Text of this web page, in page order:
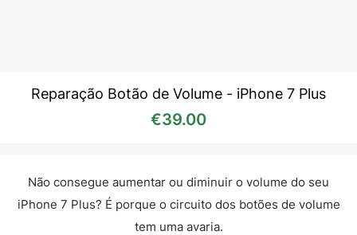
Reparação Botão de Volume - iPhone 7 Plus
€39.00
Não consegue aumentar ou diminuir o volume do seu
iPhone 7 Plus? É porque o circuito dos botões de volume
tem uma avaria.